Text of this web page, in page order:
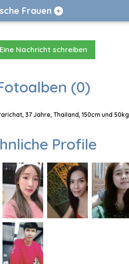
Frauen
Eine Nachricht schreiben
(0)
37 Jahre, Thailand, 150cm und 50kg
Profile